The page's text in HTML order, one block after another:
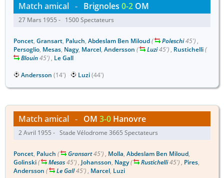
Match amical - Brignoles 0-2 OM
27 Mars 1955 - 1500 Spectateurs
Poncet, Gransart, Paluch, Abdeslam Ben Miloud( Poleschi45') ,
Persoglio, Mesas, Nagy, Marcel, Andersson ( Luzi45') , Rustichelli(
Blouin45') , Le Gall
Andersson (14') Luzi(44')
Match amical - OM 3-0 Hanovre
2 Avril 1955 - Stade Vélodrome 3665 Spectateurs
Poncet, Paluch ( Gransart45') , Molla, Abdeslam Ben Miloud,
Golinski( Mesas45') , Johansson, Nagy( Rustichelli45') , Pires,
Andersson ( Le Gall45') , Marcel, Luzi